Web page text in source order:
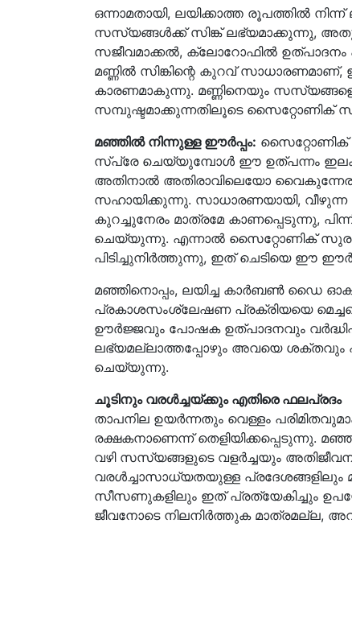
ഒന്നാമതായി, ലയിക്കാത്ത രൂപത്തില്‍
സസ്യങ്ങള്‍ക്ക് സിങ്ക് ലഭ്യമാക്കുന്നു,
സജീവമാക്കല്‍, ക്ലോറോഫില്‍ ഉത്പാദനം
മണ്ണില്‍ സിങ്കിന്റെ കുറവ് സാധാരണമാണ്,
കാരണമാകുന്നു. മണ്ണിനെയും
സമ്പുഷ്ടമാക്കുന്നതിലൂടെ സൈറ്റോണിക്
മഞ്ഞില്‍ നിന്നുള്ള ഈർപ്പം:
സ്പ്രേ ചെയ്യുമ്പോൾ ഈ ഉത്പന്നം
അതിനാൽ അതിരാവിലെയോ
സഹായിക്കുന്നു. സാധാരണയായി,
കുറച്ചുനേരം മാത്രമേ കാണപ്പെടുന്നു,
ചെയ്യുന്നു. എന്നാൽ സൈറ്റോണിക്
പിടിച്ചുനിര്‍ത്തുന്നു, ഇത് ചെടിയെ ഈ
മഞ്ഞിനൊപ്പം, ലയിച്ച കാർബൺ ഡൈ
പ്രകാശസംശ്ലേഷണ പ്രക്രിയയെ
ഊർജ്ജവും പോഷക ഉത്പാദനവും
ലഭ്യമല്ലാത്തപ്പോഴും അവയെ
ചെയ്യുന്നു.
ചൂടിനും വരൾച്ചയ്ക്കും എതിരെ ഫലപ്രദം
താപനില ഉയർന്നതും വെള്ളം
രക്ഷകനാണെന്ന് തെളിയിക്കപ്പെടുന്നു.
വഴി സസ്യങ്ങളുടെ വളർച്ചയും
വരൾച്ചാസാധ്യതയുള്ള
സീസണുകളിലും ഇത് പ്രത്യേകിച്ചും
ജീവനോടെ നിലനിർത്തുക മാത്രമല്ല,